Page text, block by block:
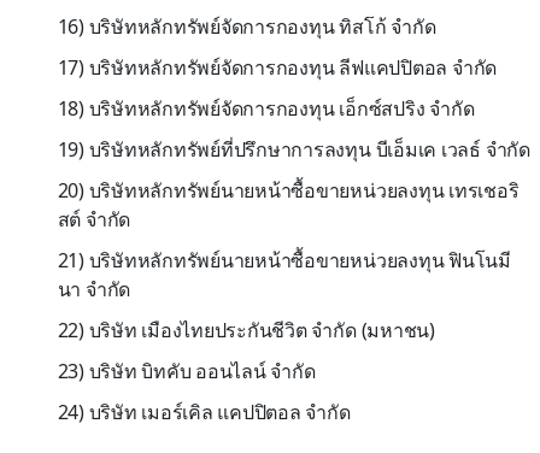
16) บริษัทหลักทรัพย์จัดการกองทุน ทิสโก้ จำกัด
17) บริษัทหลักทรัพย์จัดการกองทุน ลีฟแคปปิตอล จำกัด
18) บริษัทหลักทรัพย์จัดการกองทุน เอ็กซ์สปริง จำกัด
19) บริษัทหลักทรัพย์ที่ปรึกษาการลงทุน บีเอ็มเค เวลธ์ จำกัด
20) บริษัทหลักทรัพย์นายหน้าซื้อขายหน่วยลงทุน เทรเชอริ
สต์ จำกัด
21) บริษัทหลักทรัพย์นายหน้าซื้อขายหน่วยลงทุน ฟินโนมี
นา จำกัด
22) บริษัท เมืองไทยประกันชีวิต จำกัด (มหาชน)
23) บริษัท บิทคับ ออนไลน์ จำกัด
24) บริษัท เมอร์เคิล แคปปิตอล จำกัด